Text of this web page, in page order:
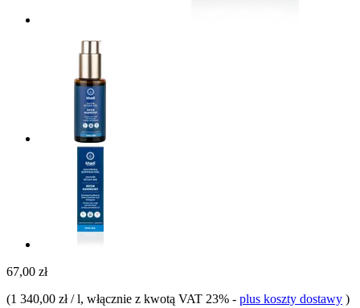
67,00 zł
(1 340,00 zł / l, włącznie z kwotą VAT 23% - plus koszty dostawy )